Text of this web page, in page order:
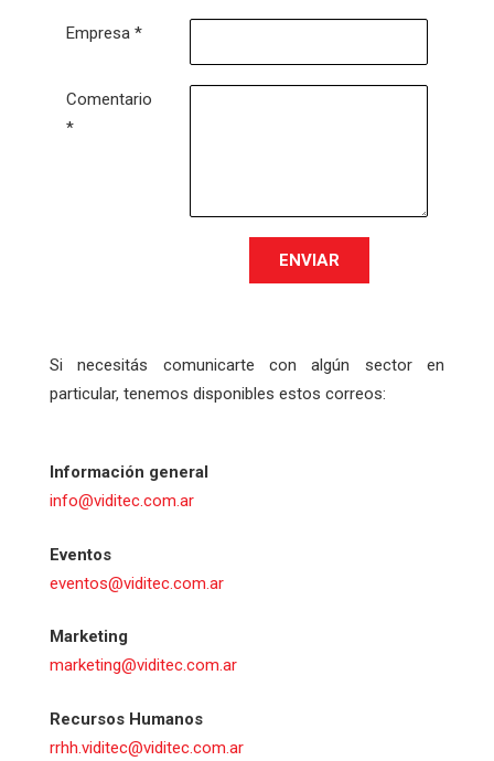
Empresa *
Comentario
*
Si necesitás comunicarte con algún sector en
particular, tenemos disponibles estos correos:
Información general
info@viditec.com.ar
Eventos
eventos@viditec.com.ar
Marketing
marketing@viditec.com.ar
Recursos Humanos
rrhh.viditec@viditec.com.ar